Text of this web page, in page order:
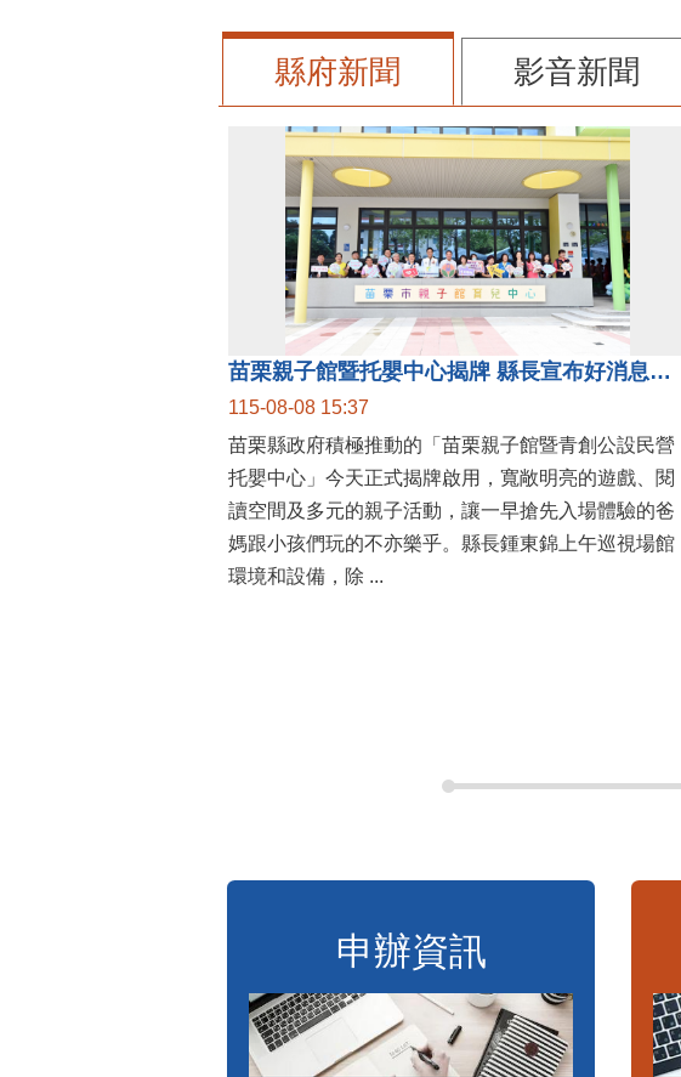
縣府新聞 影音新聞
苗栗親子館暨托嬰中心揭牌 縣長宣布好消息：9月1日起調降臨時托嬰費用
115-08-08 15:37
苗栗縣政府積極推動的「苗栗親子館暨青創公設民營
托嬰中心」今天正式揭牌啟用，寬敞明亮的遊戲、閱
讀空間及多元的親子活動，讓一早搶先入場體驗的爸
媽跟小孩們玩的不亦樂乎。縣長鍾東錦上午巡視場館
申辦資訊